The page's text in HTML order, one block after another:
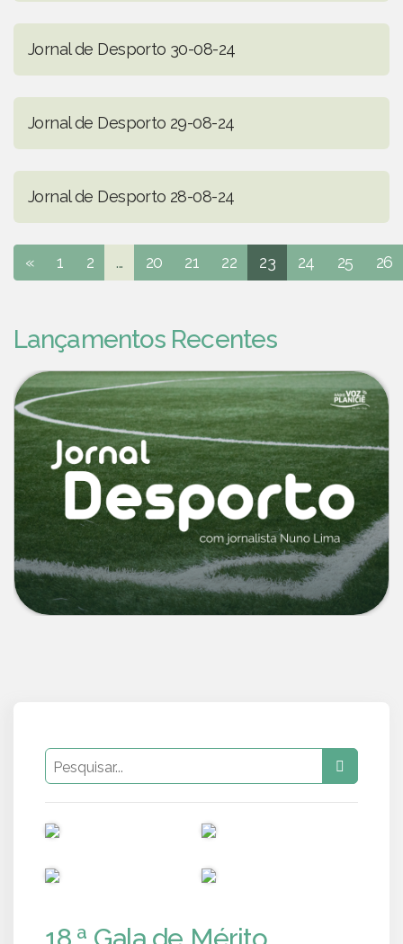
Jornal de Desporto 30-08-24
Jornal de Desporto 29-08-24
Jornal de Desporto 28-08-24
« 1 2 ... 20 21 22 23 24 25 26
Lançamentos Recentes